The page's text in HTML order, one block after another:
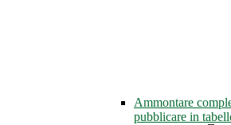
Ammontare
pubblicare in